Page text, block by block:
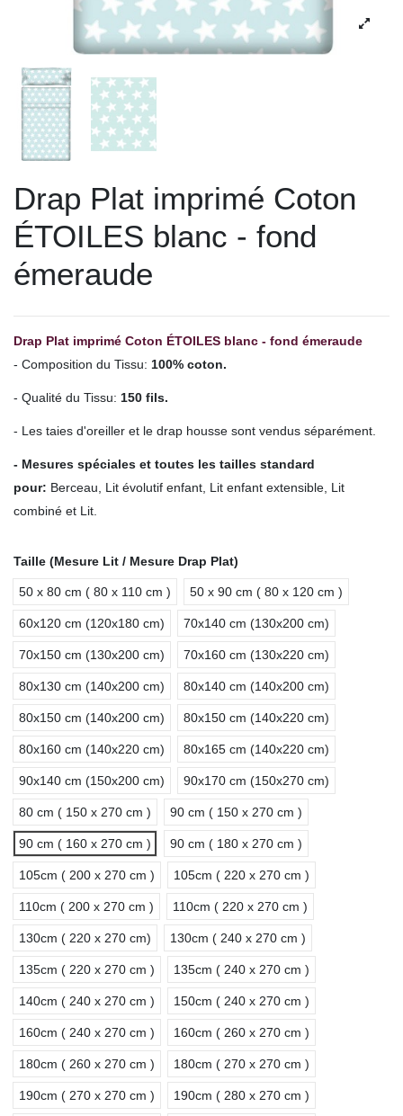
Drap Plat imprimé Coton
ÉTOILES blanc - fond
émeraude
Drap Plat imprimé Coton ÉTOILES blanc - fond émeraude
- Composition du Tissu: 100% coton.
- Qualité du Tissu: 150 fils.
- Les taies d'oreiller et le drap housse sont vendus séparément.
- Mesures spéciales et toutes les tailles standard
pour: Berceau, Lit évolutif enfant, Lit enfant extensible, Lit
combiné et Lit.
Taille (Mesure Lit / Mesure Drap Plat)
50 x 80 cm ( 80 x 110 cm ) 50 x 90 cm ( 80 x 120 cm )
60x120 cm (120x180 cm) 70x140 cm (130x200 cm)
70x150 cm (130x200 cm) 70x160 cm (130x220 cm)
80x130 cm (140x200 cm) 80x140 cm (140x200 cm)
80x150 cm (140x200 cm) 80x150 cm (140x220 cm)
80x160 cm (140x220 cm) 80x165 cm (140x220 cm)
90x140 cm (150x200 cm) 90x170 cm (150x270 cm)
80 cm ( 150 x 270 cm ) 90 cm ( 150 x 270 cm )
90 cm ( 160 x 270 cm ) 90 cm ( 180 x 270 cm )
105cm ( 200 x 270 cm ) 105cm ( 220 x 270 cm )
110cm ( 200 x 270 cm ) 110cm ( 220 x 270 cm )
130cm ( 220 x 270 cm) 130cm ( 240 x 270 cm )
135cm ( 220 x 270 cm ) 135cm ( 240 x 270 cm )
140cm ( 240 x 270 cm ) 150cm ( 240 x 270 cm )
160cm ( 240 x 270 cm ) 160cm ( 260 x 270 cm )
180cm ( 260 x 270 cm ) 180cm ( 270 x 270 cm )
190cm ( 270 x 270 cm ) 190cm ( 280 x 270 cm )